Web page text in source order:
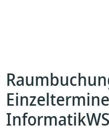
Einzeltermine